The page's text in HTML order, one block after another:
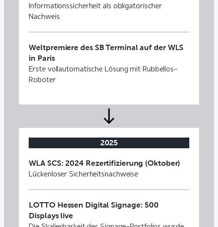
Informationssicherheit als obligatorischer
Nachweis
Weltpremiere des SB Terminal auf der WLS
in Paris
Erste vollautomatische Lösung mit Rubbellos-
Roboter
2025
WLA SCS: 2024 Rezertifizierung (Oktober)
Lückenloser Sicherheitsnachweise
LOTTO Hessen Digital Signage: 500
Displays live